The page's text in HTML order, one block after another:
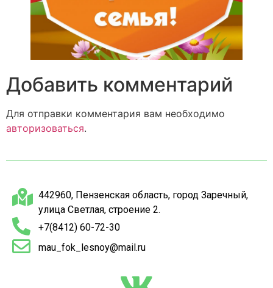
Добавить комментарий
Для отправки комментария вам необходимо
авторизоваться.
442960, Пензенская область, город Заречный,
улица Светлая, строение 2.
+7(8412) 60-72-30
mau_fok_lesnoy@mail.ru